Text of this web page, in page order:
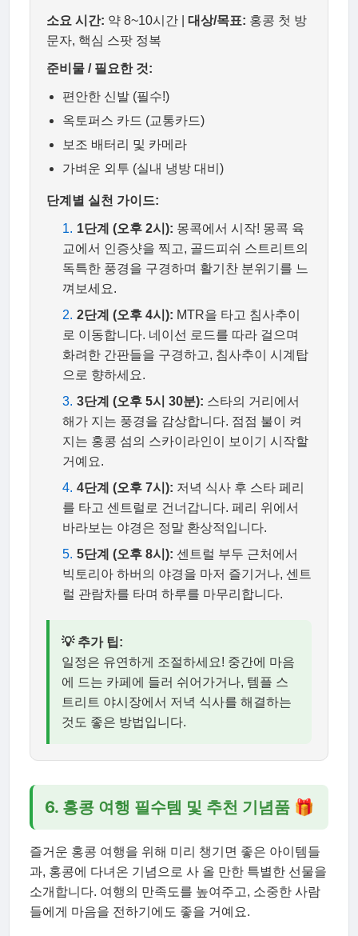
소요 시간: 약 8~10시간 | 대상/목표: 홍콩 첫 방
문자, 핵심 스팟 정복
준비물 / 필요한 것:
편안한 신발 (필수!)
옥토퍼스 카드 (교통카드)
보조 배터리 및 카메라
가벼운 외투 (실내 냉방 대비)
단계별 실천 가이드:
1단계 (오후 2시): 몽콕에서 시작! 몽콕 육
교에서 인증샷을 찍고, 골드피쉬 스트리트의
독특한 풍경을 구경하며 활기찬 분위기를 느
껴보세요.
2단계 (오후 4시): MTR을 타고 침사추이
로 이동합니다. 네이선 로드를 따라 걸으며
화려한 간판들을 구경하고, 침사추이 시계탑
으로 향하세요.
3단계 (오후 5시 30분): 스타의 거리에서
해가 지는 풍경을 감상합니다. 점점 불이 켜
지는 홍콩 섬의 스카이라인이 보이기 시작할
거예요.
4단계 (오후 7시): 저녁 식사 후 스타 페리
를 타고 센트럴로 건너갑니다. 페리 위에서
바라보는 야경은 정말 환상적입니다.
5단계 (오후 8시): 센트럴 부두 근처에서
빅토리아 하버의 야경을 마저 즐기거나, 센트
럴 관람차를 타며 하루를 마무리합니다.
💡 추가 팁:
일정은 유연하게 조절하세요! 중간에 마음
에 드는 카페에 들러 쉬어가거나, 템플 스
트리트 야시장에서 저녁 식사를 해결하는
것도 좋은 방법입니다.
6. 홍콩 여행 필수템 및 추천 기념품 🎁
즐거운 홍콩 여행을 위해 미리 챙기면 좋은 아이템들
과, 홍콩에 다녀온 기념으로 사 올 만한 특별한 선물을
소개합니다. 여행의 만족도를 높여주고, 소중한 사람
들에게 마음을 전하기에도 좋을 거예요.